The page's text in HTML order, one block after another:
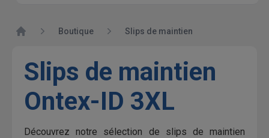
Accueil Boutique Slips de maintien
Slips de maintien
Ontex-ID 3XL
Découvrez notre sélection de slips de maintien